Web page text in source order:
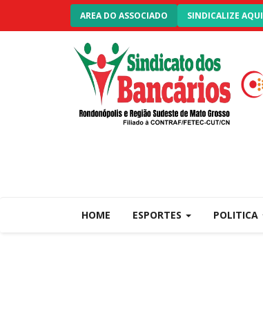
AREA DO ASSOCIADO SINDICALIZE AQUI
HOME ESPORTES POLITICA